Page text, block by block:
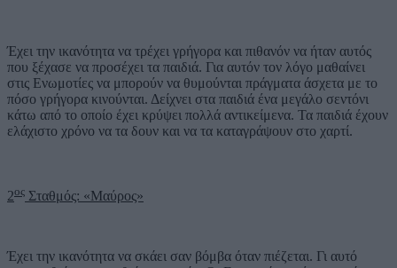
Έχει την ικανότητα να τρέχει γρήγορα και πιθανόν να ήταν αυτός
που ξέχασε να προσέχει τα παιδιά. Για αυτόν τον λόγο μαθαίνει
στις Ενωμοτίες να μπορούν να θυμούνται πράγματα άσχετα με το
πόσο γρήγορα κινούνται. Δείχνει στα παιδιά ένα μεγάλο σεντόνι
κάτω από το οποίο έχει κρύψει πολλά αντικείμενα. Τα παιδιά έχουν
ελάχιστο χρόνο να τα δουν και να τα καταγράψουν στο χαρτί.
2ος Σταθμός: «Μαύρος»
Έχει την ικανότητα να σκάει σαν βόμβα όταν πιέζεται. Γι αυτό